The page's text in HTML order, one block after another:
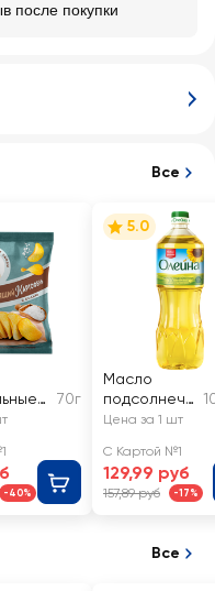
после покупки
Все
70г
-40%
5.0
Масло
подсолнечн
ое ОЛЕЙНА
нное
дезодориро
ванное 1-й
Цена за 1 шт
С Картой №1
129,99 руб
157,89 руб -17%
Все